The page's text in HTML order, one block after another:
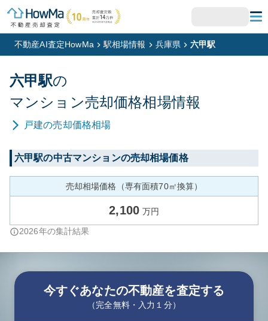
不動産AI査定HowMa 駅相場情報 兵庫県 六甲駅
六甲駅の
マンション売却価格相場情報
戸建の売却価格相場
六甲駅の中古マンションの売却相場価格
売却相場価格（専有面積70㎡換算）
2,100 万円
2026年の集計結果
今すぐあなたの不動産を査定する
（完全無料・入力１分）